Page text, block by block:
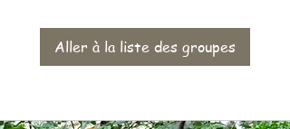
Aller à la liste des groupes